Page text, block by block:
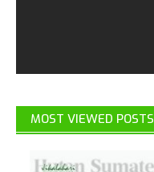
MOST VIEWED POSTS